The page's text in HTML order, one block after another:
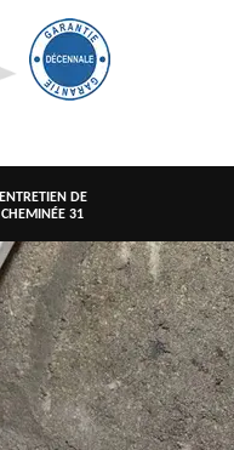
ENTRETIEN DE
CHEMINÉE 31